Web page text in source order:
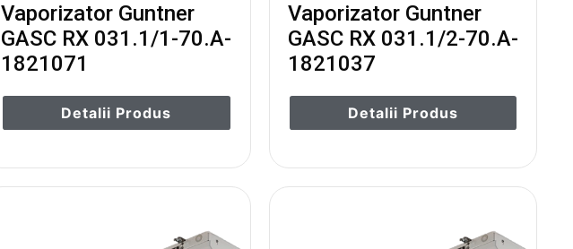
Vaporizator Guntner
GASC RX 031.1/1-70.A-
1821071
Detalii Produs
Vaporizator Guntner
GASC RX 031.1/2-70.A-
1821037
Detalii Produs